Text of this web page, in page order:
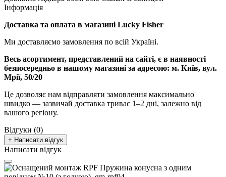
Інформація
Доставка та оплата в магазині Lucky Fisher
Ми доставляємо замовлення по всій Україні.
Весь асортимент, представлений на сайті, є в наявності
безпосередньо в нашому магазині за адресою: м. Київ, вул.
Мрії, 50/20
Це дозволяє нам відправляти замовлення максимально
швидко — зазвичай доставка триває 1–2 дні, залежно від
вашого регіону.
Відгуки (0)
+ Написати відгук
Написати відгук